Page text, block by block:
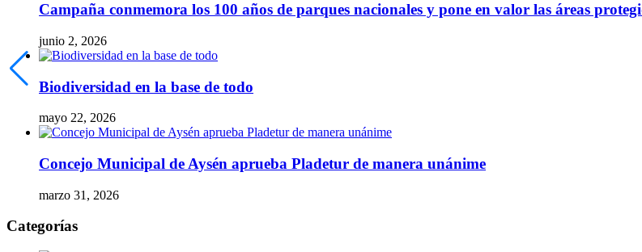
Campaña conmemora los 100 años de parques nacionales y pone en valor las áreas
junio 2, 2026
Biodiversidad en la base de todo
mayo 22, 2026
Concejo Municipal de Aysén aprueba Pladetur de manera unánime
marzo 31, 2026
Categorías